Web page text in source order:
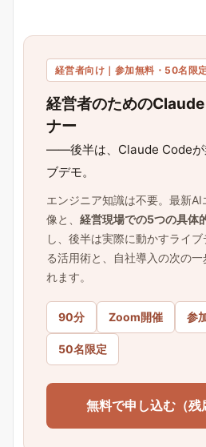
経営者向け｜参加無料・50名限
経営者のための
ナー
——後半は、Claude Codeが
ブデモ。
エンジニア知識は不要。最新
像と、 経営現場での5つの具体
し、後半は実際に動かすライ
る活用術と、自社導入の次の
れます。
90分 Zoom開催 参
50名限定
無料で申し込む（残